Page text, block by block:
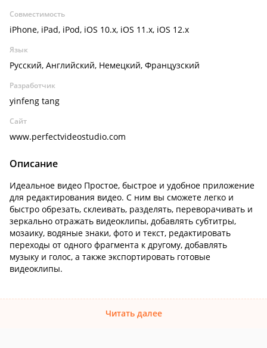
Совместимость
iPhone, iPad, iPod, iOS 10.x, iOS 11.x, iOS 12.x
Язык
Русский, Английский, Немецкий, Французский
Разработчик
yinfeng tang
Сайт
www.perfectvideostudio.com
Описание
Идеальное видео Простое, быстрое и удобное приложение
для редактирования видео. С ним вы сможете легко и
быстро обрезать, склеивать, разделять, переворачивать и
зеркально отражать видеоклипы, добавлять субтитры,
мозаику, водяные знаки, фото и текст, редактировать
переходы от одного фрагмента к другому, добавлять
музыку и голос, а также экспортировать готовые
видеоклипы.
Читать далее